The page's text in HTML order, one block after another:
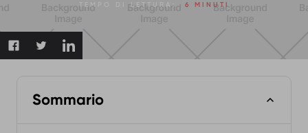
TEMPO DI LETTURA: 6 MINUTI
Sommario